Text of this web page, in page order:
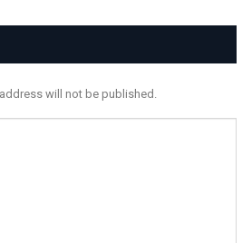
will not be published.